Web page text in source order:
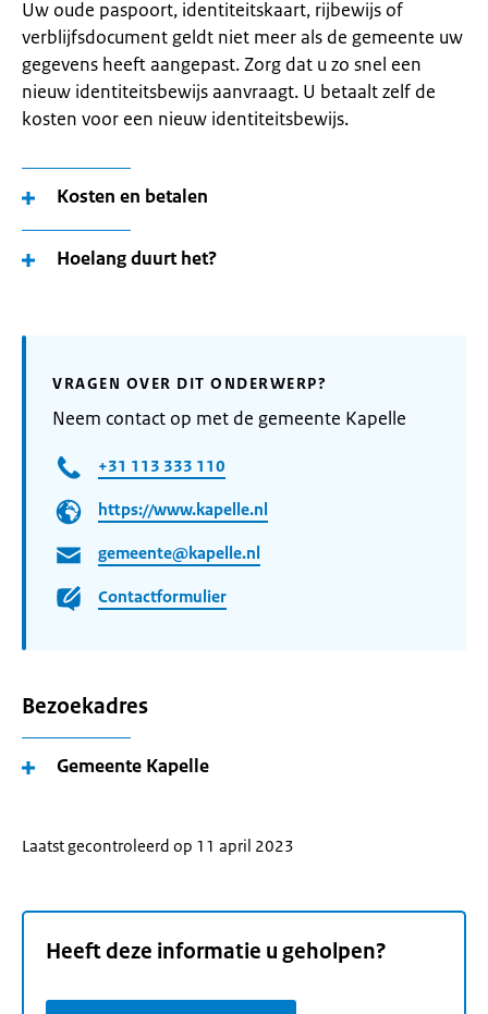
Uw oude paspoort, identiteitskaart, rijbewijs of
verblijfsdocument geldt niet meer als de gemeente uw
gegevens heeft aangepast. Zorg dat u zo snel een
nieuw identiteitsbewijs aanvraagt. U betaalt zelf de
kosten voor een nieuw identiteitsbewijs.
Kosten en betalen
Hoelang duurt het?
VRAGEN OVER DIT ONDERWERP?
Neem contact op met de gemeente Kapelle
+31 113 333 110
https://www.kapelle.nl
gemeente@kapelle.nl
Contactformulier
Bezoekadres
Gemeente Kapelle
Laatst gecontroleerd op 11 april 2023
Heeft deze informatie u geholpen?